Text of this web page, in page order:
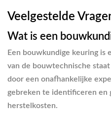
Veelgestelde
Wat is een
Een bouwkundige keuring is
van de bouwtechnische
door een onafhankelijke
gebreken te identificeren en
herstelkosten.